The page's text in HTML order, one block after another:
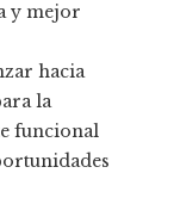
y mejor
hacia
la
funcional